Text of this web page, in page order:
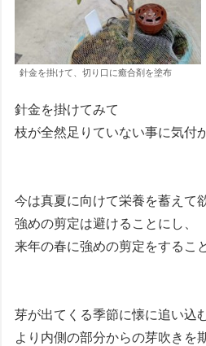
針金を掛けて、切り口に癒合剤を塗布
針金を掛けてみて
枝が全然足りていない事に気付
今は真夏に向けて栄養を蓄えて
強めの剪定は避けることにし、
来年の春に強めの剪定をするこ
芽が出てくる季節に懐に追い込
より内側の部分からの芽吹きを